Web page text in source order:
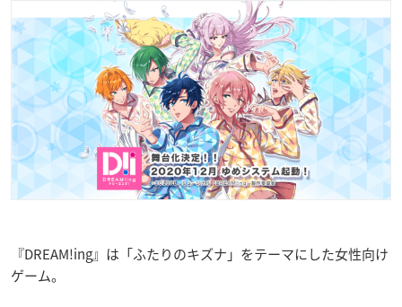
『DREAM!ing』は「ふたりのキズナ」をテーマにした女性向け
ゲーム。